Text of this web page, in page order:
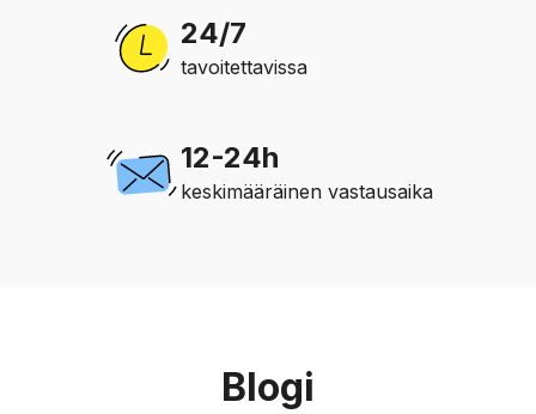
24/7
tavoitettavissa
12-24h
keskimääräinen vastausaika
Blogi